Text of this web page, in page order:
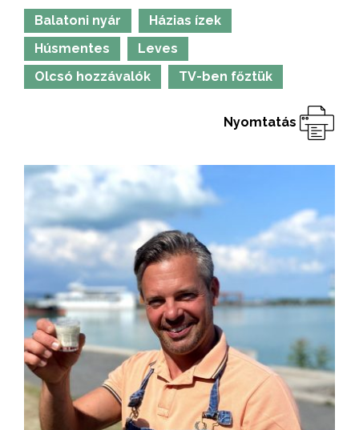
Balatoni nyár
Házias ízek
Húsmentes
Leves
Olcsó hozzávalók
TV-ben főztük
Nyomtatás